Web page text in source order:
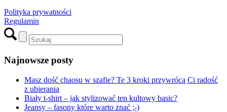
Polityka prywatności
Regulamin
Najnowsze posty
Masz dość chaosu w szafie? Te 3 kroki przywrócą Ci radość
z ubierania
Biały t-shirt – jak stylizować ten kultowy basic?
Jeansy – fasony które warto znać ;-)